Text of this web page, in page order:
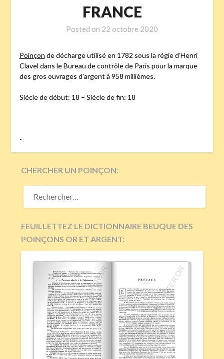
FRANCE
Posted on 22 octobre 2020
Poinçon de décharge utilisé en 1782 sous la régie d’Henri
Clavel dans le Bureau de contrôle de Paris pour la marque
des gros ouvrages d’argent à 958 millièmes.
Siécle de début: 18 – Siécle de fin: 18
-
CHERCHER UN POINÇON:
RECHERCHER :
FEUILLETTEZ LE DICTIONNAIRE BEUQUE DES
POINÇONS OR ET ARGENT: